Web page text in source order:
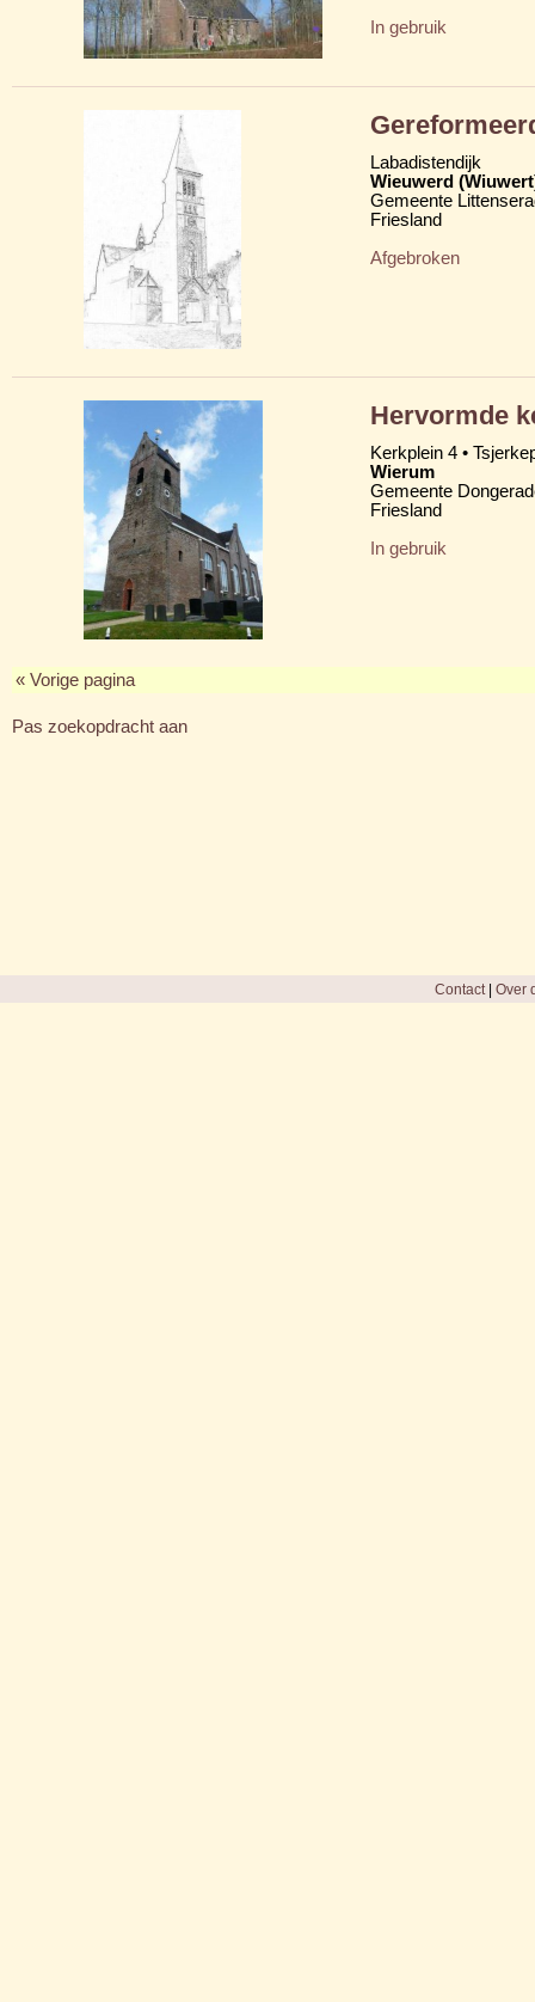
In gebruik
Labadistendijk
Wieuwerd
Gemeente
Friesland
Afgebroken
Hervormde
Kerkplein 4 •
Wierum
Gemeente
Friesland
In gebruik
« Vorige pagina
Pas zoekopdracht aan
Contact| Over